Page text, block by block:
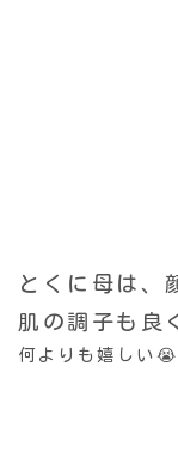
とくに母は、
肌の調子も良
何よりも嬉しい